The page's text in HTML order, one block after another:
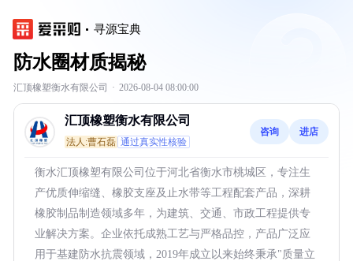
寻源宝典
防水圈材质揭秘
汇顶橡塑衡水有限公司 · 2026-08-04 08:00:00
汇顶橡塑衡水有限公司
法人:曹石磊 通过真实性核验
咨询 进店
衡水汇顶橡塑有限公司位于河北省衡水市桃城区，专注生
产优质伸缩缝、橡胶支座及止水带等工程配套产品，深耕
橡胶制品制造领域多年，为建筑、交通、市政工程提供专
业解决方案。企业依托成熟工艺与严格品控，产品广泛应
用于基建防水抗震领域，2019年成立以来始终秉承"质量立